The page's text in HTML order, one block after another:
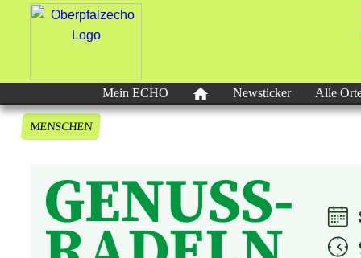
Mein ECHO Newsticker Alle
MENSCHEN